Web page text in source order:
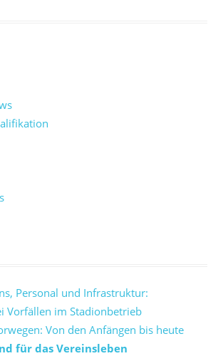
Personal und Infrastruktur:
Vorfällen im Stadionbetrieb
Von den Anfängen bis heute
für das Vereinsleben